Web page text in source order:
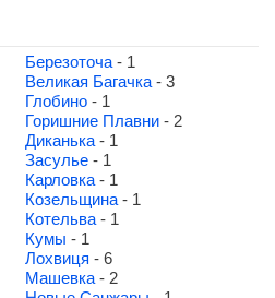
Березоточа - 1
Великая Багачка - 3
Глобино - 1
Горишние Плавни - 2
Диканька - 1
Засулье - 1
Карловка - 1
Козельщина - 1
Котельва - 1
Кумы - 1
Лохвиця - 6
Машевка - 2